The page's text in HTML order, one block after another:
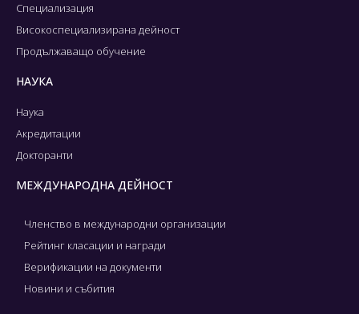
Специализация
Високоспециализирана дейност
Продължаващо обучение
НАУКА
Наука
Акредитации
Докторанти
МЕЖДУНАРОДНА ДЕЙНОСТ
Членство в международни организации
Рейтинг класации и награди
Верификации на документи
Новини и събития